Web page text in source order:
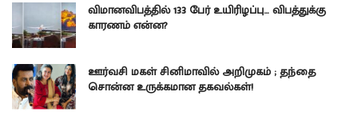
விமானவிபத்தில் 133 பேர் உயிரிழப்பு… விபத்துக்கு
காரணம் என்ன?
ஊர்வசி மகள் சினிமாவில் அறிமுகம் ; தந்தை
சொன்ன உருக்கமான தகவல்கள்!